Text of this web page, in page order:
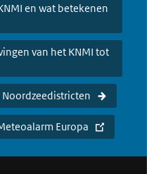
en wat betekenen
van het KNMI tot
Europa